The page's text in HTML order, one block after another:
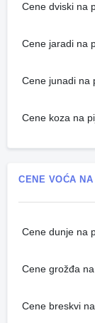
Cene dviski na
Cene jaradi na
Cene junadi na
Cene koza na
CENE VOĆA
Cene dunje na
Cene grožđa
Cene breskvi